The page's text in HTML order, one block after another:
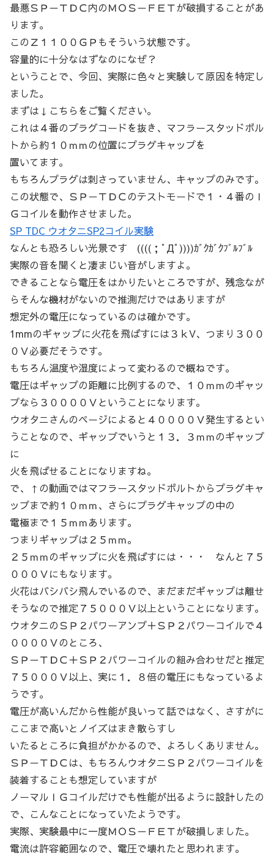
最悪ＳＰ－ＴＤＣ内のＭＯＳ－ＦＥＴが破損することがあ
ります。
このＺ１１００ＧＰもそういう状態です。
容量的に十分なはずなのになぜ？
ということで、今回、実際に色々と実験して原因を特定し
ました。
まずは↓こちらをご覧ください。
これは４番のプラグコードを抜き、マフラースタッドボル
トから約１０ｍｍの位置にプラグキャップを
置いてます。
もちろんプラグは刺さっていません、キャップのみです。
この状態で、ＳＰ－ＴＤＣのテストモードで１・４番のＩ
Ｇコイルを動作させました。
SP TDC ウオタニSP2コイル実験
なんとも恐ろしい光景です ((((；ﾟДﾟ))))ｶﾞｸｶﾞｸﾌﾞﾙﾌﾞﾙ
実際の音を聞くと凄まじい音がしますよ。
できることなら電圧をはかりたいところですが、残念なが
らそんな機材がないので推測だけではありますが
想定外の電圧になっているのは確かです。
1mmのギャップに火花を飛ばすには３ｋV、つまり３００
０Ｖ必要だそうです。
もちろん温度や湿度によって変わるので概ねです。
電圧はギャップの距離に比例するので、１０ｍｍのギャッ
プなら３００００Ｖということになります。
ウオタニさんのページによると４００００Ｖ発生するとい
うことなので、ギャップでいうと１３．３ｍｍのギャップ
に
火を飛ばせることになりますね。
で、↑の動画ではマフラースタッドボルトからプラグキャ
ップまで約１０ｍｍ、さらにプラグキャップの中の
電極まで１５ｍｍあります。
つまりギャップは２５ｍｍ。
２５ｍｍのギャップに火を飛ばすには・・・ なんと７５
０００Ｖにもなります。
火花はバシバシ飛んでいるので、まだまだギャップは離せ
そうなので推定７５０００Ｖ以上ということになります。
ウオタニのＳＰ２パワーアンプ＋ＳＰ２パワーコイルで４
００００Ｖのところ、
ＳＰ－ＴＤＣ＋ＳＰ２パワーコイルの組み合わせだと推定
７５０００Ｖ以上、実に１．８倍の電圧にもなっているよ
うです。
電圧が高いんだから性能が良いって話ではなく、さすがに
ここまで高いとノイズはまき散らすし
いたるところに負担がかかるので、よろしくありません。
ＳＰ－ＴＤＣは、もちろんウオタニＳＰ２パワーコイルを
装着することも想定していますが
ノーマルＩＧコイルだけでも性能が出るように設計したの
で、こんなことになっていたようです。
実際、実験最中に一度ＭＯＳ－ＦＥＴが破損しました。
電流は許容範囲なので、電圧で壊れたと思われます。